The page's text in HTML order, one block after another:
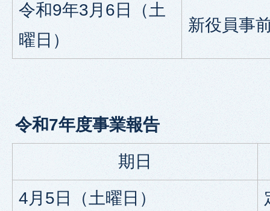
令和9年3月6日（土
曜日）
新役員事
令和7年度事業報告
期日
4月5日（土曜日）